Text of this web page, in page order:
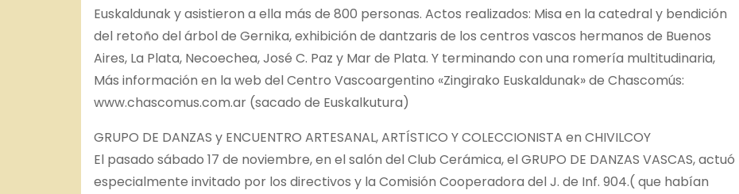
Euskaldunak y asistieron a ella más de 800 personas. Actos realizados: Misa en la catedral y bendición
del retoño del árbol de Gernika, exhibición de dantzaris de los centros vascos hermanos de Buenos
Aires, La Plata, Necoechea, José C. Paz y Mar de Plata. Y terminando con una romería multitudinaria,
Más información en la web del Centro Vascoargentino «Zingirako Euskaldunak» de Chascomús:
www.chascomus.com.ar (sacado de Euskalkutura)
GRUPO DE DANZAS y ENCUENTRO ARTESANAL, ARTÍSTICO Y COLECCIONISTA en CHIVILCOY
El pasado sábado 17 de noviembre, en el salón del Club Cerámica, el GRUPO DE DANZAS VASCAS, actuó
especialmente invitado por los directivos y la Comisión Cooperadora del J. de Inf. 904.( que habían